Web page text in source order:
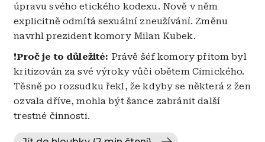
úpravu svého etického kodexu. Nově v něm
explicitně odmítá sexuální zneužívání. Změnu
navrhl prezident komory Milan Kubek.
❗Proč je to důležité: Právě šéf komory přitom byl
kritizován za své výroky vůči obětem Cimického.
Těsně po rozsudku řekl, že kdyby se některá z žen
ozvala dříve, mohla být šance zabránit další
trestné činnosti.